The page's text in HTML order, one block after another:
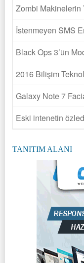
Zombi Makinelerin
İstenmeyen SMS
Black Ops 3’ün
2016 Bilişim
Galaxy Note 7
Eski intenetin
TANITIM ALANI